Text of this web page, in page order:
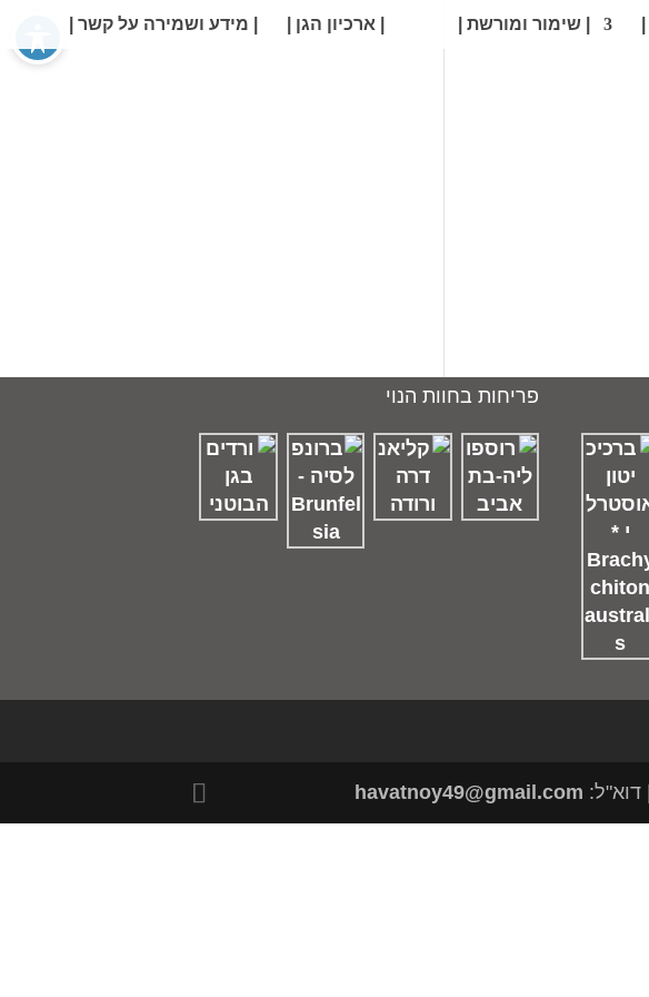
| שימור ומורשת | | ארכיון הגן | | מידע ושמירה על קשר |
פריחות בחוות הנוי
havatnoy49@gmail.com